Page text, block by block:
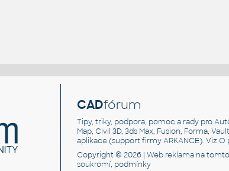
CADfórum
Tipy, triky, podpora, pomoc a rady pro
Map, Civil 3D, 3ds Max, Fusion, Forma,
aplikace (support firmy ARKANCE). VizO
Copyright © 2026 |Web reklama na
soukromí, podmínky